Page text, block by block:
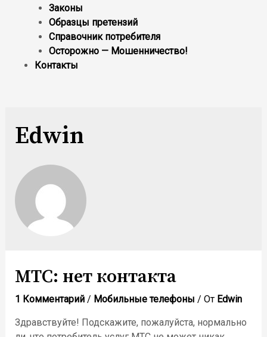
Законы
Образцы претензий
Справочник потребителя
Осторожно — Мошенничество!
Контакты
Edwin
МТС: нет контакта
1 Комментарий / Мобильные телефоны / От Edwin
Здравствуйте! Подскажите, пожалуйста, нормально